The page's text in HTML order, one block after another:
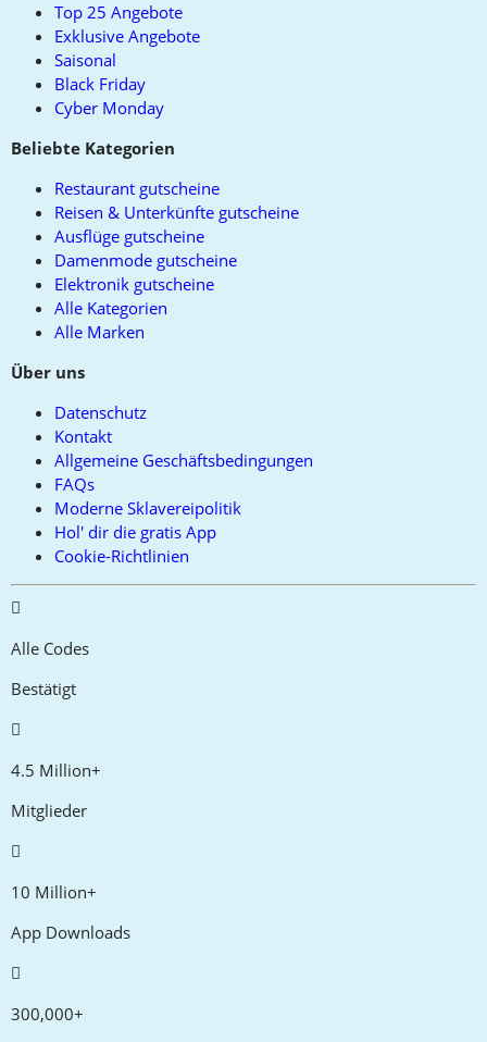
Top 25 Angebote
Exklusive Angebote
Saisonal
Black Friday
Cyber Monday
Beliebte Kategorien
Restaurant gutscheine
Reisen & Unterkünfte gutscheine
Ausflüge gutscheine
Damenmode gutscheine
Elektronik gutscheine
Alle Kategorien
Alle Marken
Über uns
Datenschutz
Kontakt
Allgemeine Geschäftsbedingungen
FAQs
Moderne Sklavereipolitik
Hol' dir die gratis App
Cookie-Richtlinien
Alle Codes
Bestätigt
4.5 Million+
Mitglieder
10 Million+
App Downloads
300,000+